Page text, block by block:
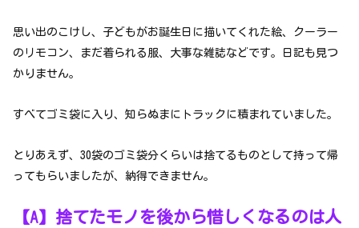
思い出のこけし、子どもがお誕生日に描いてくれた絵、クーラー
のリモコン、まだ着られる服、大事な雑誌などです。日記も見つ
かりません。
すべてゴミ袋に入り、知らぬまにトラックに積まれていました。
とりあえず、30袋のゴミ袋分くらいは捨てるものとして持って帰
ってもらいましたが、納得できません。
【A】捨てたモノを後から惜しくなるのは人